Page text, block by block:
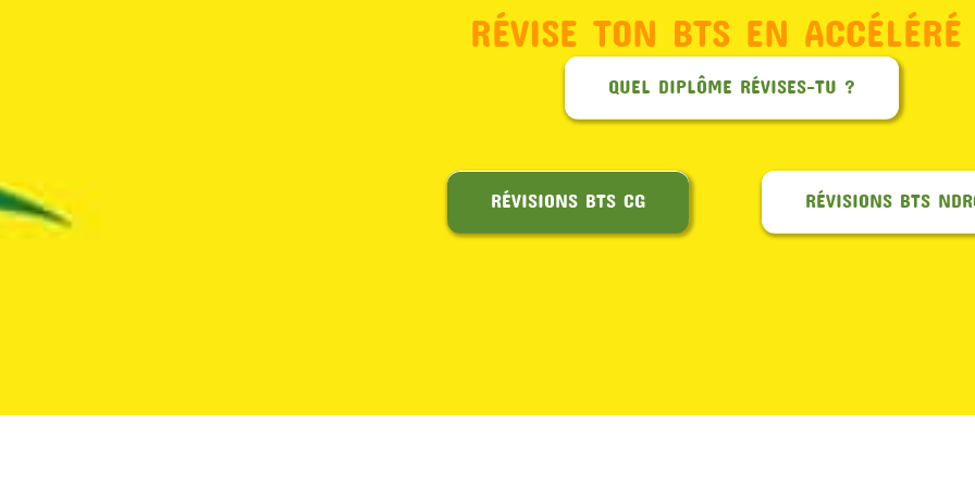
RÉVISE TON BTS EN
QUEL DIPLÔME RÉVISES-TU ?
RÉVISIONS BTS CG RÉVISIONS BTS